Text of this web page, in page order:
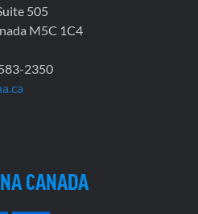
505
M5C 1C4
2350
CANADA